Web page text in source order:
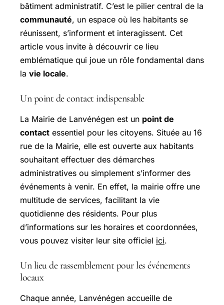
bâtiment administratif. C’est le pilier central de la
communauté, un espace où les habitants se
réunissent, s’informent et interagissent. Cet
article vous invite à découvrir ce lieu
emblématique qui joue un rôle fondamental dans
la vie locale.
Un point de contact indispensable
La Mairie de Lanvénégen est un point de
contact essentiel pour les citoyens. Située au 16
rue de la Mairie, elle est ouverte aux habitants
souhaitant effectuer des démarches
administratives ou simplement s’informer des
événements à venir. En effet, la mairie offre une
multitude de services, facilitant la vie
quotidienne des résidents. Pour plus
d’informations sur les horaires et coordonnées,
vous pouvez visiter leur site officiel ici.
Un lieu de rassemblement pour les événements
locaux
Chaque année, Lanvénégen accueille de